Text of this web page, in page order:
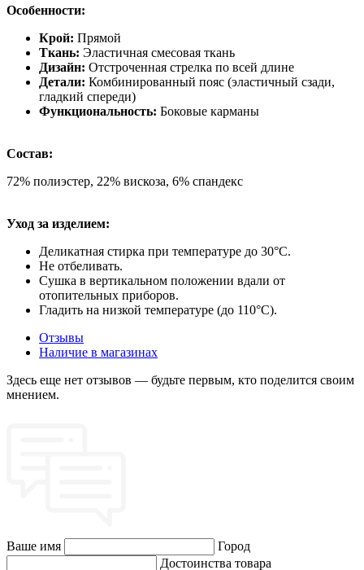
Особенности:
Крой: Прямой
Ткань: Эластичная смесовая ткань
Дизайн: Отстроченная стрелка по всей длине
Детали: Комбинированный пояс (эластичный сзади,
гладкий спереди)
Функциональность: Боковые карманы
Состав:
72% полиэстер, 22% вискоза, 6% спандекс
Уход за изделием:
Деликатная стирка при температуре до 30°C.
Не отбеливать.
Сушка в вертикальном положении вдали от
отопительных приборов.
Гладить на низкой температуре (до 110°C).
Отзывы
Наличие в магазинах
Здесь еще нет отзывов — будьте первым, кто поделится своим
мнением.
Ваше имя
Город
Достоинства товара